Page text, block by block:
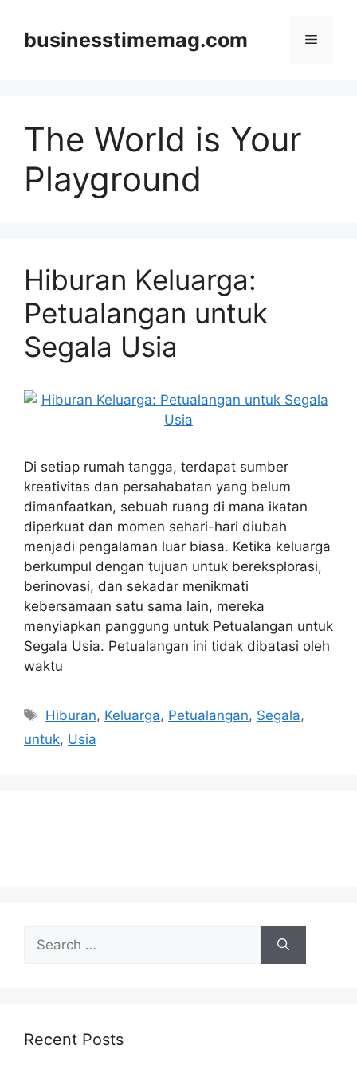
contentbusinesstimemag.com Menu
The World is Your
Playground
Hiburan Keluarga:
Petualangan untuk
Segala Usia
Di setiap rumah tangga, terdapat sumber
kreativitas dan persahabatan yang belum
dimanfaatkan, sebuah ruang di mana ikatan
diperkuat dan momen sehari-hari diubah
menjadi pengalaman luar biasa. Ketika keluarga
berkumpul dengan tujuan untuk bereksplorasi,
berinovasi, dan sekadar menikmati
kebersamaan satu sama lain, mereka
menyiapkan panggung untuk Petualangan untuk
Segala Usia. Petualangan ini tidak dibatasi oleh
waktu
Tags
Hiburan, Keluarga, Petualangan, Segala,
untuk, Usia
Search
for:
Recent Posts